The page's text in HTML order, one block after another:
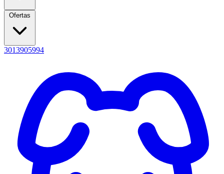
Ofertas
3013905994